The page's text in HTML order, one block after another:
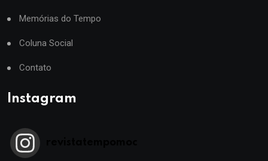
Memórias do Tempo
Coluna Social
Contato
Instagram